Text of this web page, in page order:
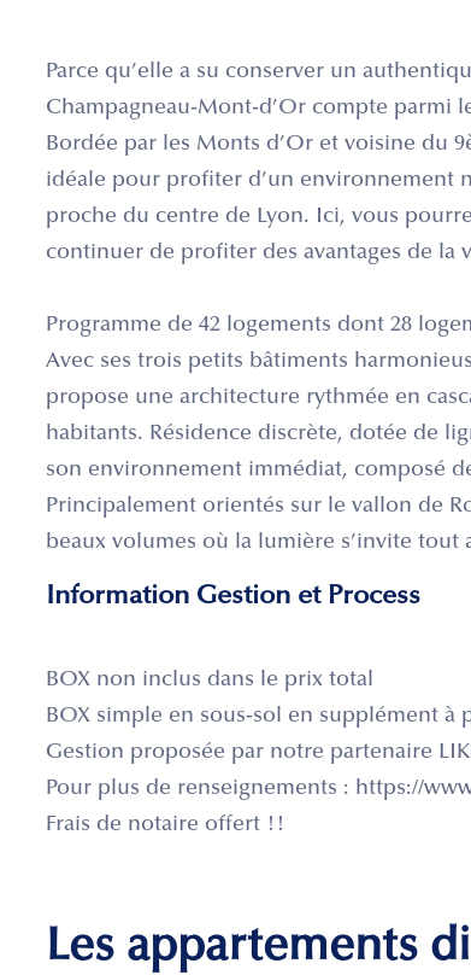
Parce qu’elle a su conserver un
Champagneau-Mont-d’Or compte parmi
Bordée par les Monts d’Or et voisine du
idéale pour profiter d’un environnement
proche du centre de Lyon. Ici, vous
continuer de profiter des avantages de la
Programme de 42 logements dont 28
Avec ses trois petits bâtiments
propose une architecture rythmée en
habitants. Résidence discrète, dotée de
son environnement immédiat, composé
Principalement orientés sur le vallon de
beaux volumes où la lumière s’invite tout
Information Gestion et Process
BOX non inclus dans le prix total
BOX simple en sous-sol en supplément à
Gestion proposée par notre partenaire
Pour plus de renseignements : https://
Frais de notaire offert !!
Les appartements